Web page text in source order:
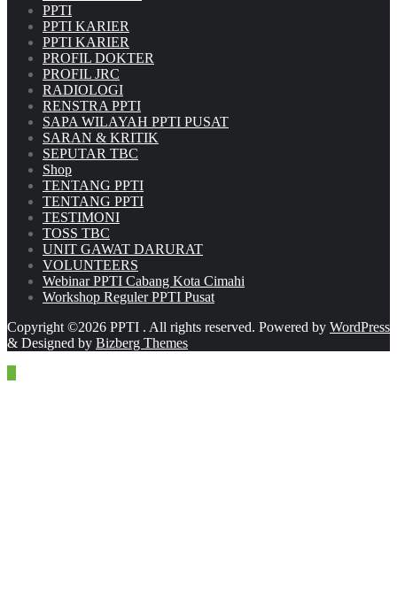
PPTI
PPTI KARIER
PPTI KARIER
PROFIL DOKTER
PROFIL JRC
RADIOLOGI
RENSTRA PPTI
SAPA WILAYAH PPTI PUSAT
SARAN & KRITIK
SEPUTAR TBC
Shop
TENTANG PPTI
TENTANG PPTI
TESTIMONI
TOSS TBC
UNIT GAWAT DARURAT
VOLUNTEERS
Webinar PPTI Cabang Kota Cimahi
Workshop Reguler PPTI Pusat
Copyright ©2026 PPTI . All rights reserved. Powered by WordPress
& Designed by Bizberg Themes